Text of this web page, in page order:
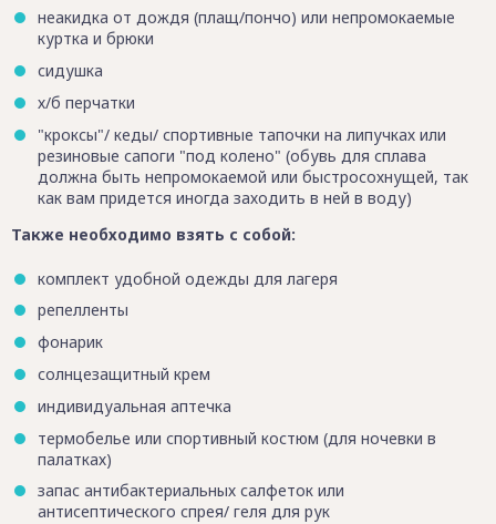
неакидка от дождя (плащ/пончо) или непромокаемые
куртка и брюки
сидушка
х/б перчатки
"кроксы"/ кеды/ спортивные тапочки на липучках или
резиновые сапоги "под колено" (обувь для сплава
должна быть непромокаемой или быстросохнущей, так
как вам придется иногда заходить в ней в воду)
Также необходимо взять с собой:
комплект удобной одежды для лагеря
репелленты
фонарик
солнцезащитный крем
индивидуальная аптечка
термобелье или спортивный костюм (для ночевки в
палатках)
запас антибактериальных салфеток или
антисептического спрея/ геля для рук